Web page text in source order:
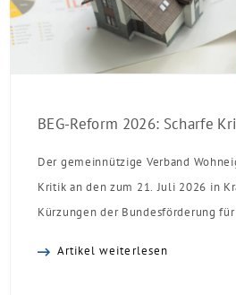
Der gemeinnützige Verband
Kritik an den zum 21. Juli 2026 in
Kürzungen der Bundesförderung
Artikel weiterlesen